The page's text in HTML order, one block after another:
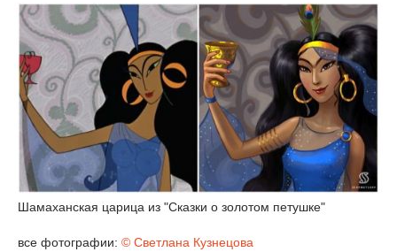
Шамаханская царица из "Сказки о золотом петушке"
все фотографии: © Светлана Кузнецова